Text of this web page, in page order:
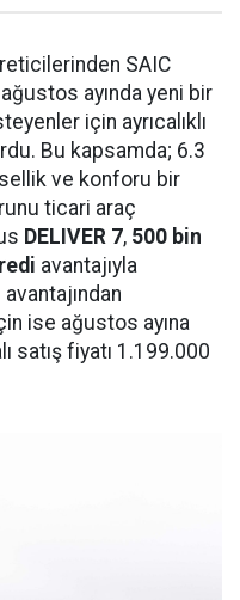
SAIC
ayında yeni bir
için ayrıcalıklı
Bu kapsamda; 6.3
ve konforu bir
ticari araç
DELIVER 7, 500 bin
avantajıyla
ise ağustos ayına
satış fiyatı 1.199.000